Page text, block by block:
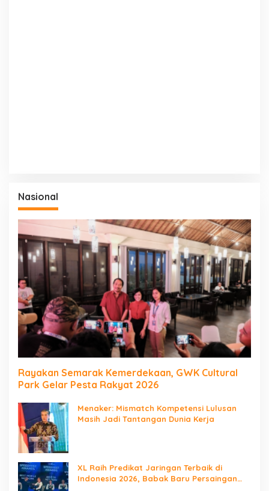
Nasional
Rayakan Semarak Kemerdekaan, GWK Cultural
Park Gelar Pesta Rakyat 2026
Menaker: Mismatch Kompetensi Lulusan
Masih Jadi Tantangan Dunia Kerja
XL Raih Predikat Jaringan Terbaik di
Indonesia 2026, Babak Baru Persaingan